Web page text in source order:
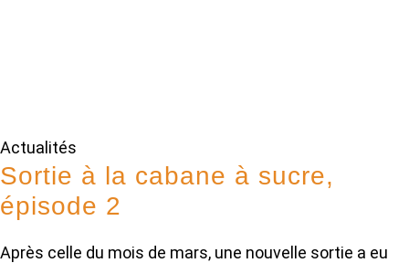
Actualités
Sortie à la cabane à sucre,
épisode 2
Après celle du mois de mars, une nouvelle sortie a eu